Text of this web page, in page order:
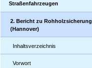
Straßenfahrzeugen
2. Bericht zu Rohholzsicherung
(Hannover)
Inhaltsverzeichnis
Vorwort